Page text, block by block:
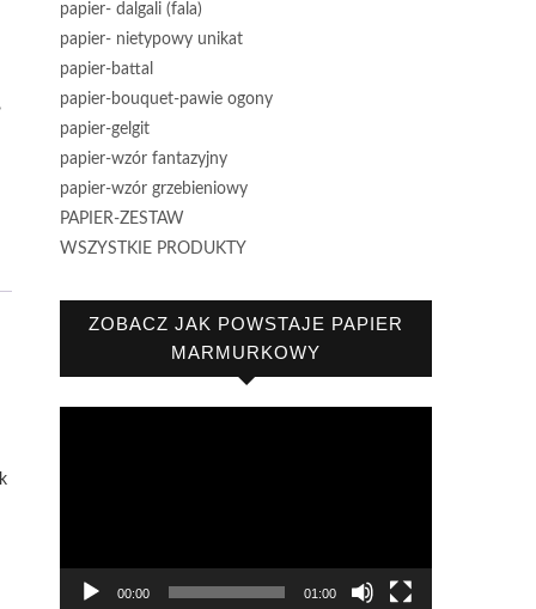
papier- dalgali (fala)
papier- nietypowy unikat
papier-battal
papier-bouquet-pawie ogony
papier-gelgit
papier-wzór fantazyjny
papier-wzór grzebieniowy
PAPIER-ZESTAW
WSZYSTKIE PRODUKTY
ZOBACZ JAK POWSTAJE PAPIER
MARMURKOWY
00:00 01:00